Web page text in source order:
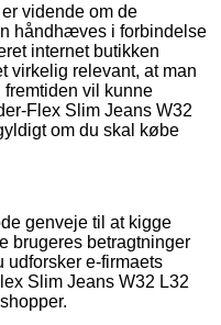
vidende om de
håndhæves i forbindelse
internet butikken
virkelig relevant, at man
fremtiden vil kunne
Flex Slim Jeans W32
om du skal købe
genveje til at kigge
brugeres betragtninger
udforsker e-firmaets
Slim Jeans W32 L32